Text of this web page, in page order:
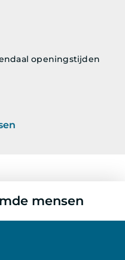
openingstijden
mensen